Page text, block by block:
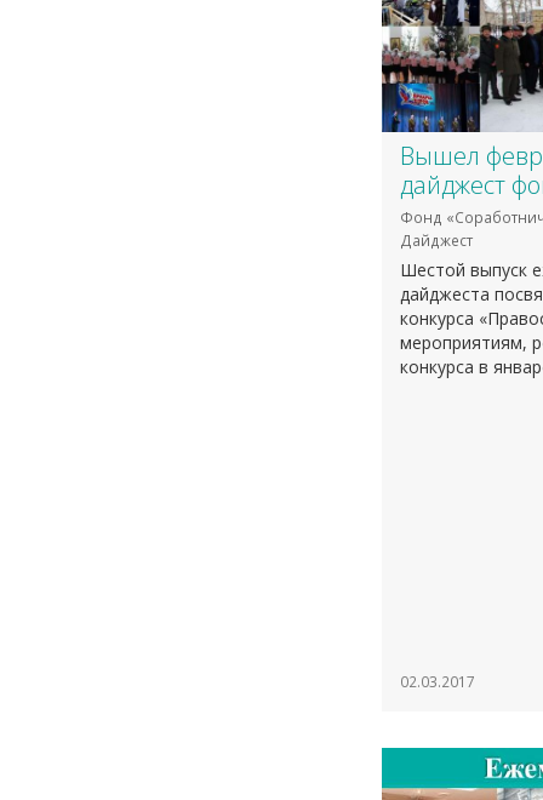
Вышел
дайджест
Фонд
Дайджест
Шестой выпуск
дайджеста
конкурса
мероприятиям,
конкурса в
02.03.2017